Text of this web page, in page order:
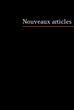
Nouveaux articles